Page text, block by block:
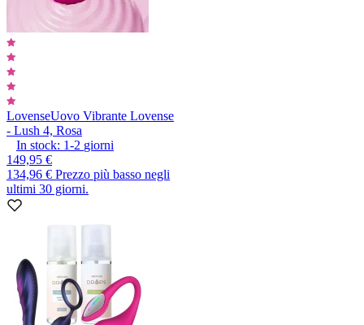
LovenseUovo Vibrante Lovense
- Lush 4, Rosa
In stock: 1-2 giorni
149,95 €
134,96 € Prezzo più basso negli
ultimi 30 giorni.